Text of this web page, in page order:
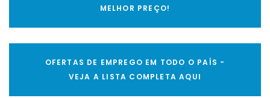
MELHOR PREÇO!
OFERTAS DE EMPREGO EM TODO O PAÍS -
VEJA A LISTA COMPLETA AQUI